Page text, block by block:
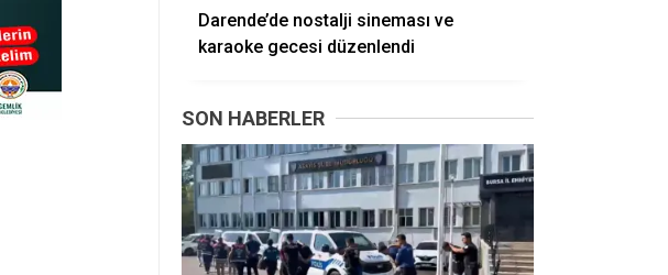
Darende’de nostalji sineması ve
karaoke gecesi düzenlendi
SON HABERLER